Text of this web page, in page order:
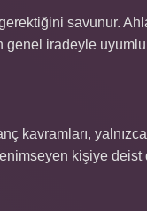
savunur.
iradeyle uyumlu
kavramları,
kişiye deist